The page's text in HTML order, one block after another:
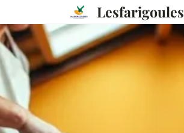
Lesfarigoules